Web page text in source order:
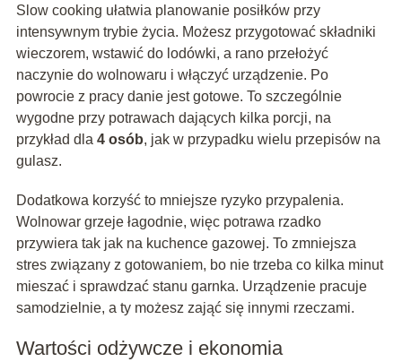
Slow cooking ułatwia planowanie posiłków przy
intensywnym trybie życia. Możesz przygotować składniki
wieczorem, wstawić do lodówki, a rano przełożyć
naczynie do wolnowaru i włączyć urządzenie. Po
powrocie z pracy danie jest gotowe. To szczególnie
wygodne przy potrawach dających kilka porcji, na
przykład dla 4 osób, jak w przypadku wielu przepisów na
gulasz.
Dodatkowa korzyść to mniejsze ryzyko przypalenia.
Wolnowar grzeje łagodnie, więc potrawa rzadko
przywiera tak jak na kuchence gazowej. To zmniejsza
stres związany z gotowaniem, bo nie trzeba co kilka minut
mieszać i sprawdzać stanu garnka. Urządzenie pracuje
samodzielnie, a ty możesz zająć się innymi rzeczami.
Wartości odżywcze i ekonomia